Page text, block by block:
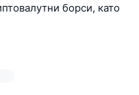
борси, като